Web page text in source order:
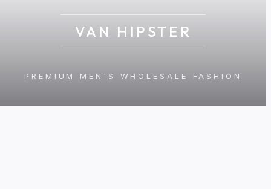
VAN HIPSTER
PREMIUM MEN'S WHOLESALE FASHION